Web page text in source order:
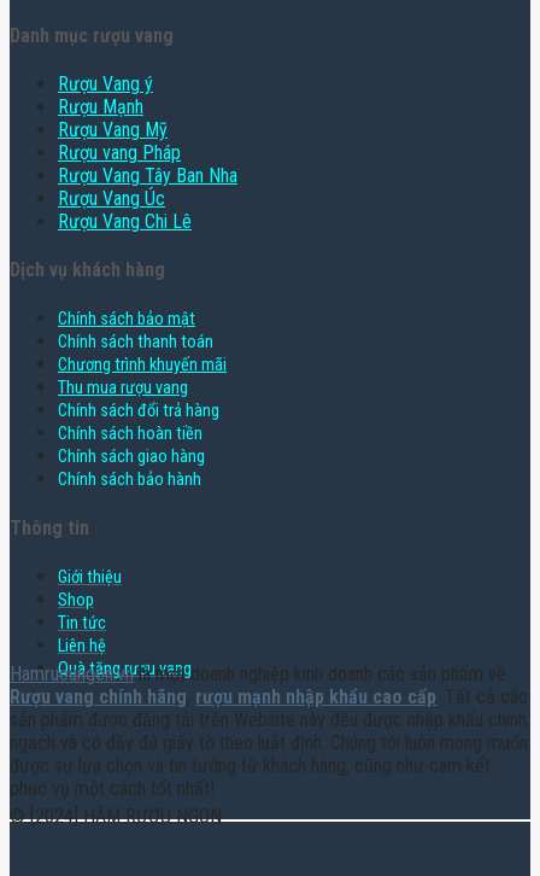
Danh mục rượu vang
Rượu Vang ý
Rượu Mạnh
Rượu Vang Mỹ
Rượu vang Pháp
Rượu Vang Tây Ban Nha
Rượu Vang Úc
Rượu Vang Chi Lê
Dịch vụ khách hàng
Chính sách bảo mật
Chính sách thanh toán
Chương trình khuyến mãi
Thu mua rượu vang
Chính sách đổi trả hàng
Chính sách hoàn tiền
Chính sách giao hàng
Chính sách bảo hành
Thông tin
Giới thiệu
Shop
Tin tức
Liên hệ
Quà tặng rượu vang
Hamruoungon.vnlà một doanh nghiệp kinh doanh các sản phẩm về
Rượu vang chính hãng, rượu mạnh nhập khẩu cao cấp. Tất cả các
sản phẩm được đăng tải trên Website này đều được nhập khẩu chính
ngạch và có đầy đủ giấy tờ theo luật định. Chúng tôi luôn mong muốn
được sự lựa chọn và tin tưởng từ khách hàng, cũng như cam kết
phục vụ một cách tốt nhất!
© [2024] HẦM RƯỢU NGON